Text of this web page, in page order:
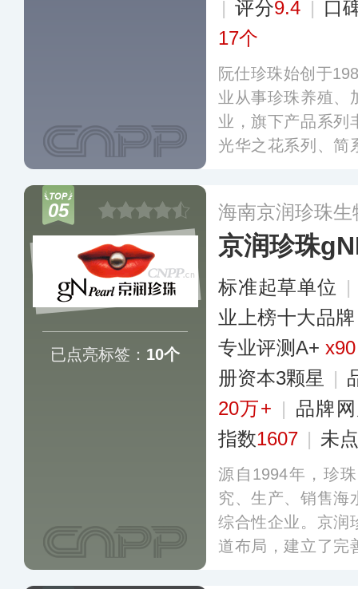
| 评分9.4 | 口
17个
阮仕珍珠始创于
业从事珍珠养殖、
业，旗下产品系列
光华之花系列、简
国多地。更多
05
已点亮标签： 10个
海南京润珍珠
京润珍珠
标准起草单位 |
业上榜十大品牌
专业评测A+ x90
册资本3颗星 |
20万+ | 品牌
指数1607 | 未
源自1994年，珍
究、生产、销售海
综合性企业。京润
道布局，建立了完